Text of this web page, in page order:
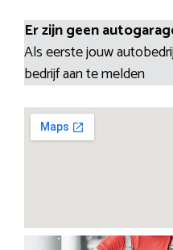
Er zijn geen
Als eerste jouw
bedrijf aan te melden